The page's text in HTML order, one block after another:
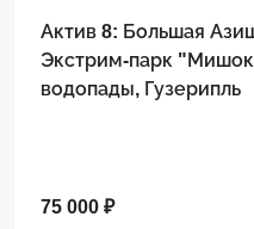
Актив 8: Большая Азишская пещера, сплав,
Экстрим-парк
водопады, Гузерипль
75 000 ₽